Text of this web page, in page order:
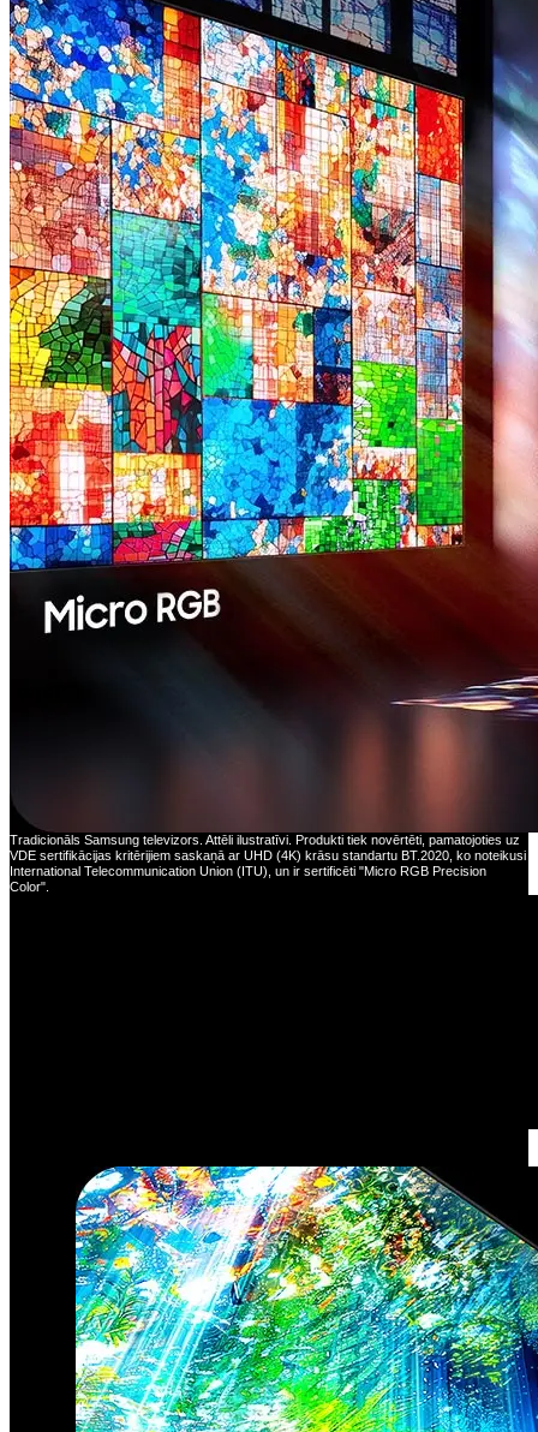
Tradicionāls Samsung televizors. Attēli ilustratīvi. Produkti tiek novērtēti, pamatojoties uz
VDE sertifikācijas kritērijiem saskaņā ar UHD (4K) krāsu standartu BT.2020, ko noteikusi
International Telecommunication Union (ITU), un ir sertificēti "Micro RGB Precision
Color".